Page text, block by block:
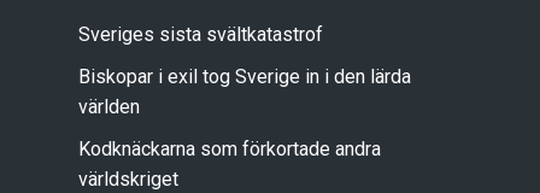
Sveriges sista svältkatastrof
Biskopar i exil tog Sverige in i den lärda
världen
Kodknäckarna som förkortade andra
världskriget